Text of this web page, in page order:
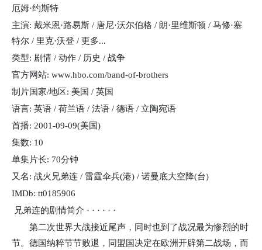
厄姆·约斯特
主演: 戴米恩·路易斯 / 唐尼·沃尔伯格 / 朗·里维斯顿 / 马修·塞
特尔 / 里克·沃登 / 更多...
类型: 剧情 / 动作 / 历史 / 战争
官方网站: www.hbo.com/band-of-brothers
制片国家/地区: 美国 / 英国
语言: 英语 / 荷兰语 / 法语 / 德语 / 立陶宛语
首播: 2001-09-09(美国)
集数: 10
单集片长: 70分钟
又名: 战火兄弟连 / 雷霆伞兵(港) / 诺曼底大空降(台)
IMDb: tt0185906
兄弟连的剧情简介 · · · · · ·
第二次世界大战接近尾声，同时也到了战况最为惨烈的时
节。德国纳粹节节败退，同盟国决定在欧洲开辟第二战场，而